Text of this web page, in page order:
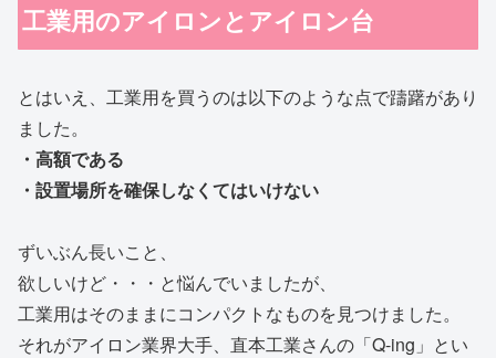
工業用のアイロンとアイロン台
とはいえ、工業用を買うのは以下のような点で躊躇があり
ました。
・高額である
・設置場所を確保しなくてはいけない
ずいぶん長いこと、
欲しいけど・・・と悩んでいましたが、
工業用はそのままにコンパクトなものを見つけました。
それがアイロン業界大手、直本工業さんの「Q-ing」とい